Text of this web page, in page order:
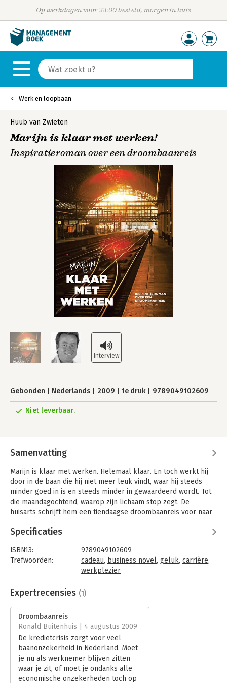
Op werkdagen voor 23:00 besteld, morgen in huis
Werk en loopbaan
Huub van Zwieten
Marijn is klaar met werken!
Inspiratieroman over een droombaanreis
Gebonden Nederlands 2009 1e druk 9789049102609
Niet leverbaar.
Samenvatting
Marijn is klaar met werken. Helemaal klaar. En toch werkt hij
door in de baan die hij niet meer leuk vindt, waar hij steeds
minder goed in is en steeds minder in gewaardeerd wordt. Tot
die maandagochtend, waarop zijn lichaam stop zegt. De
huisarts schrijft hem een tiendaagse droombaanreis voor naar
ontmoeting beleeft met inspirerende mensen voor wie werk
wie werk leven is, en leven werk. Er is geen verschil.
In die ontmoetingen dienen zich - gek genoeg - steeds precies
Marijn ontdekt gaandeweg wat hem drijft en boeit en wat hij de
wereld te bieden heeft. Het helpt hem om precies te
ontdekken hoe zijn droombaan eruit ziet. Dat blijkt makkelijker
en dichterbij dan hij dacht! Geïnspireerd en bevlogen is hij na
tien dagen de kunst van het werken machtig en beseft hij zich
dat hij met zijn droombaan voorgoed klaar is met werken.
Dit prachtig vormgegeven koffietafelboek is een
managementboek en roman in één. Tussen de verhaallijn door
zijn interviews opgenomen met muzikanten, zakenlieden, een
Specificaties
ISBN13:
9789049102609
Trefwoorden:
cadeau, business novel, geluk, carrière,
werkplezier
Bindwijze:
gebonden
Uitgever:
Unieboek | Het Spectrum
Druk:
Hoofdrubriek:
Werk en loopbaan
Expertrecensies (1)
Droombaanreis
Ronald Buitenhuis | 4 augustus 2009
De kredietcrisis zorgt voor veel
baanonzekerheid in Nederland. Moet
je nu als werknemer blijven zitten
waar je zit, of moet je ondanks alle
economische onzekerheden toch op